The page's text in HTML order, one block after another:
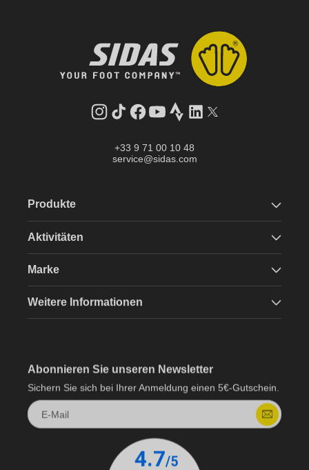
Instagram
TikTokFacebook
YouTube
StravaLinkedInTwitter
+33 9 71 00 10 48
service@sidas.com
Produkte
Aktivitäten
Marke
Weitere Informationen
Abonnieren Sie unseren Newsletter
Sichern Sie sich bei Ihrer Anmeldung einen 5€-Gutschein.
E-Mail